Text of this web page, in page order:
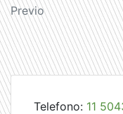
de
entradas
Previo
Telefono: 11